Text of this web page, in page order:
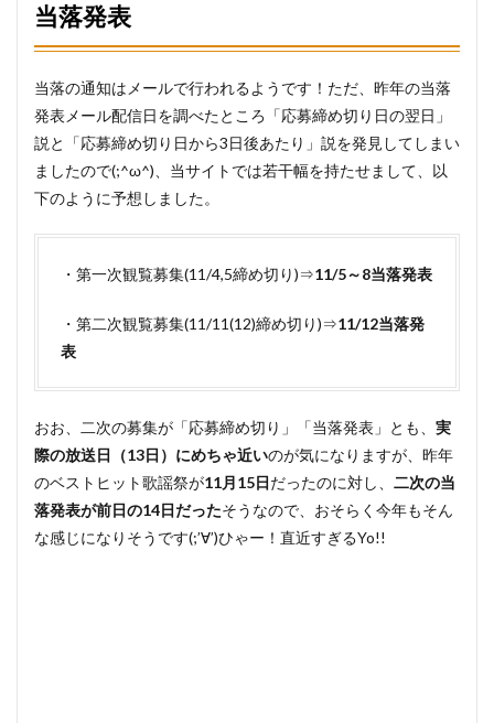
当落発表
当落の通知はメールで行われるようです！ただ、昨年の当落
発表メール配信日を調べたところ「応募締め切り日の翌日」
説と「応募締め切り日から3日後あたり」説を発見してしまい
ましたので(;^ω^)、当サイトでは若干幅を持たせまして、以
下のように予想しました。
・第一次観覧募集(11/4,5締め切り)⇒11/5～8当落発表
・第二次観覧募集(11/11(12)締め切り)⇒11/12当落発
表
おお、二次の募集が「応募締め切り」「当落発表」とも、 実
際の放送日（13日）にめちゃ近いのが気になりますが、昨年
のベストヒット歌謡祭が11月15日だったのに対し、 二次の当
落発表が前日の14日だったそうなので、おそらく今年もそん
な感じになりそうです(;’∀’)ひゃー！直近すぎるYo!!